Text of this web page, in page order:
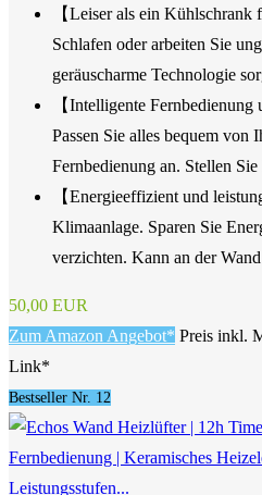
【Leiser als ein Kühlschrank
Schlafen oder arbeiten Sie
geräuscharme Technologie
【Intelligente Fernbedienung
Passen Sie alles bequem von
Fernbedienung an. Stellen
【Energieeffizient und
Klimaanlage. Sparen Sie
verzichten. Kann an der
50,00 EUR
Zum Amazon Angebot* Preis inkl.
Link*
Bestseller Nr. 12